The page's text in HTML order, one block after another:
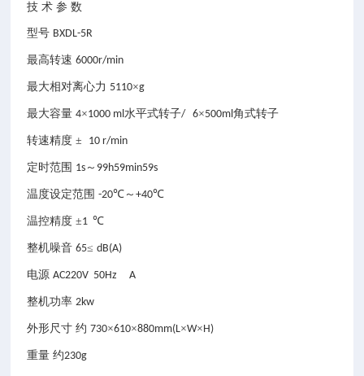
技 术 参 数
型号 BXDL-5R
最高转速 6000r/min
最大相对离心力 5110×g
最大容量 4×1000 ml水平式转子/ 6×500ml角式转子
转速精度 ± 10 r/min
定时范围 1s ～ 99h59min59s
温度设定范围 -20℃～+40℃
温控精度 ±1℃
整机噪音 65≤dB(A)
电源 AC220V 50Hz A
整机功率 2kw
外形尺寸 约 730×610×880mm(L×W×H)
重量 约230g